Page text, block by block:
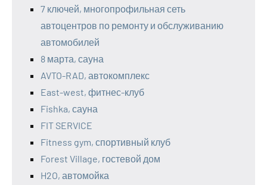
7 ключей, многопрофильная сеть
автоцентров по ремонту и обслуживанию
автомобилей
8 марта, сауна
AVTO-RAD, автокомплекс
East-west, фитнес-клуб
Fishka, сауна
FIT SERVICE
Fitness gym, спортивный клуб
Forest Village, гостевой дом
H2O, автомойка